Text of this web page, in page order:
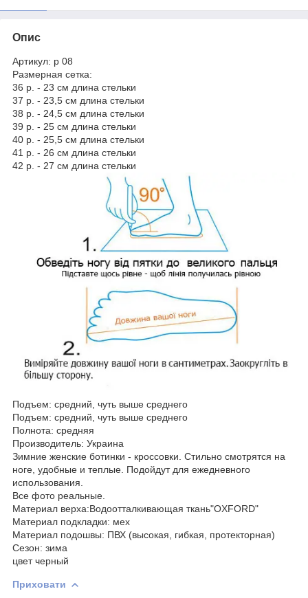
Опис
Артикул: р 08
Размерная сетка:
36 р. - 23 см длина стельки
37 р. - 23,5 см длина стельки
38 р. - 24,5 см длина стельки
39 р. - 25 см длина стельки
40 р. - 25,5 см длина стельки
41 р. - 26 см длина стельки
42 р. - 27 см длина стельки
Подъем: средний, чуть выше среднего
Подъем: средний, чуть выше среднего
Полнота: средняя
Производитель: Украина
Зимние женские ботинки - кроссовки. Стильно смотрятся на
ноге, удобные и теплые. Подойдут для ежедневного
использования.
Все фото реальные.
Материал верха:Водоотталкивающая ткань"OXFORD"
Материал подкладки: мех
Материал подошвы: ПВХ (высокая, гибкая, протекторная)
Сезон: зима
цвет черный
Приховати